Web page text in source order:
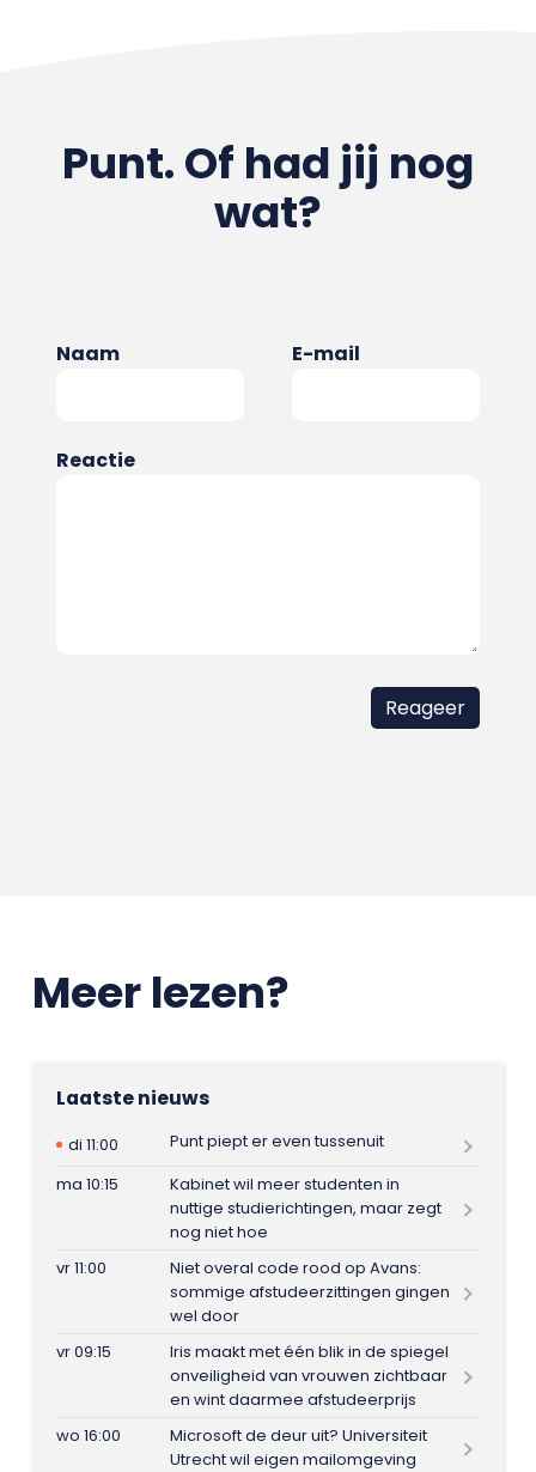
Punt. Of had jij nog
wat?
Naam E-mail
Reactie
Meer lezen?
Laatste nieuws
di 11:00
Punt piept er even tussenuit
ma 10:15
Kabinet wil meer studenten in
nuttige studierichtingen, maar zegt
nog niet hoe
vr 11:00
Niet overal code rood op Avans:
sommige afstudeerzittingen gingen
wel door
vr 09:15
Iris maakt met één blik in de spiegel
onveiligheid van vrouwen zichtbaar
en wint daarmee afstudeerprijs
wo 16:00
Microsoft de deur uit? Universiteit
Utrecht wil eigen mailomgeving